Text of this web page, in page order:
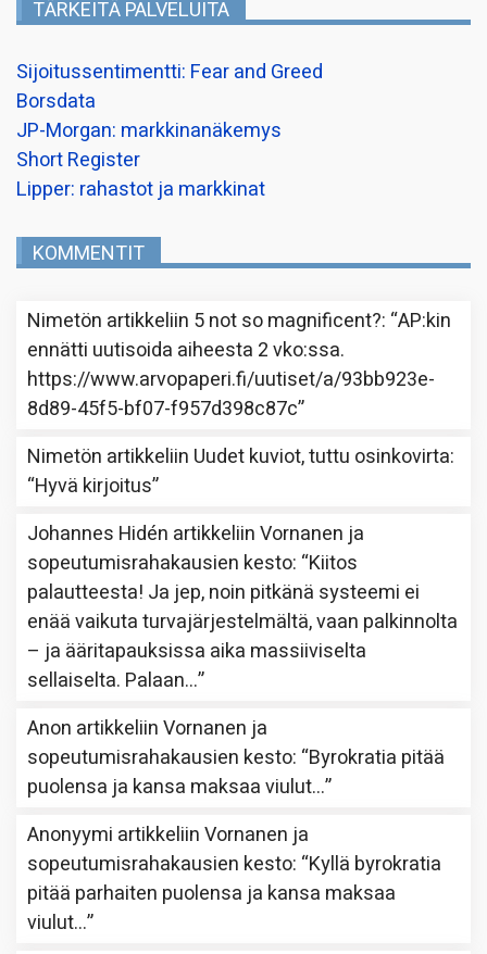
TÄRKEITÄ PALVELUITA
Sijoitussentimentti: Fear and Greed
Borsdata
JP-Morgan: markkinanäkemys
Short Register
Lipper: rahastot ja markkinat
KOMMENTIT
Nimetön artikkeliin 5 not so magnificent?: “AP:kin
ennätti uutisoida aiheesta 2 vko:ssa.
https://www.arvopaperi.fi/uutiset/a/93bb923e-
8d89-45f5-bf07-f957d398c87c”
Nimetön artikkeliin Uudet kuviot, tuttu osinkovirta:
“Hyvä kirjoitus”
Johannes Hidén artikkeliinVornanen ja
sopeutumisrahakausien kesto: “Kiitos
palautteesta! Ja jep, noin pitkänä systeemi ei
enää vaikuta turvajärjestelmältä, vaan palkinnolta
– ja ääritapauksissa aika massiiviselta
sellaiselta. Palaan…”
Anon artikkeliinVornanen ja
sopeutumisrahakausien kesto: “Byrokratia pitää
puolensa ja kansa maksaa viulut…”
Anonyymi artikkeliinVornanen ja
sopeutumisrahakausien kesto: “Kyllä byrokratia
pitää parhaiten puolensa ja kansa maksaa
viulut…”